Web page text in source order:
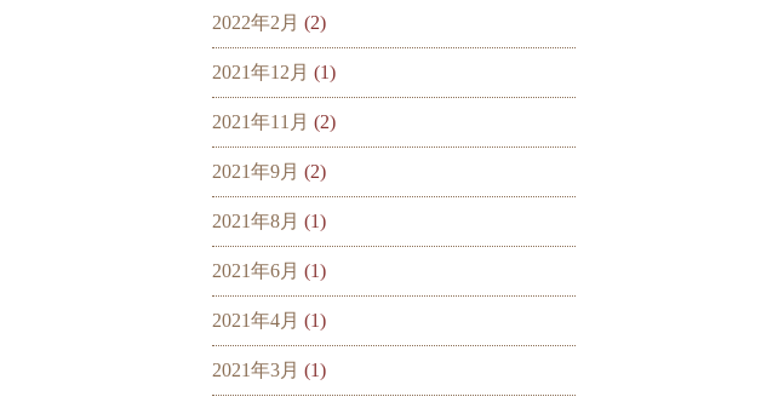
2022年2月 (2)
2021年12月 (1)
2021年11月 (2)
2021年9月 (2)
2021年8月 (1)
2021年6月 (1)
2021年4月 (1)
2021年3月 (1)